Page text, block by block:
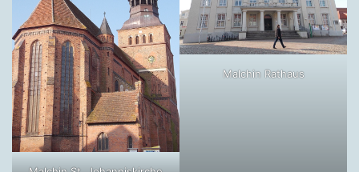
Malchin Rathaus